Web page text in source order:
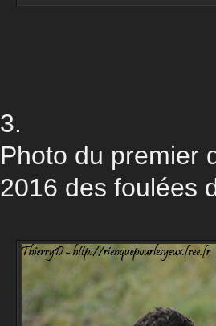
3.
Photo du premier
2016 des foulées